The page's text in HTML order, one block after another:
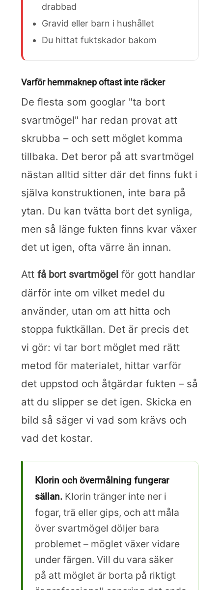
drabbad
Gravid eller barn i hushållet
Du hittat fuktskador bakom
Varför hemmaknep oftast inte räcker
De flesta som googlar "ta bort
svartmögel" har redan provat att
skrubba – och sett möglet komma
tillbaka. Det beror på att svartmögel
nästan alltid sitter där det finns fukt i
själva konstruktionen, inte bara på
ytan. Du kan tvätta bort det synliga,
men så länge fukten finns kvar växer
det ut igen, ofta värre än innan.
Att få bort svartmögelför gott handlar
därför inte om vilket medel du
använder, utan om att hitta och
stoppa fuktkällan. Det är precis det
vi gör: vi tar bort möglet med rätt
metod för materialet, hittar varför
det uppstod och åtgärdar fukten – så
att du slipper se det igen. Skicka en
bild så säger vi vad som krävs och
vad det kostar.
Klorin och övermålning fungerar
sällan.Klorin tränger inte ner i
fogar, trä eller gips, och att måla
över svartmögel döljer bara
problemet – möglet växer vidare
under färgen. Vill du vara säker
på att möglet är borta på riktigt